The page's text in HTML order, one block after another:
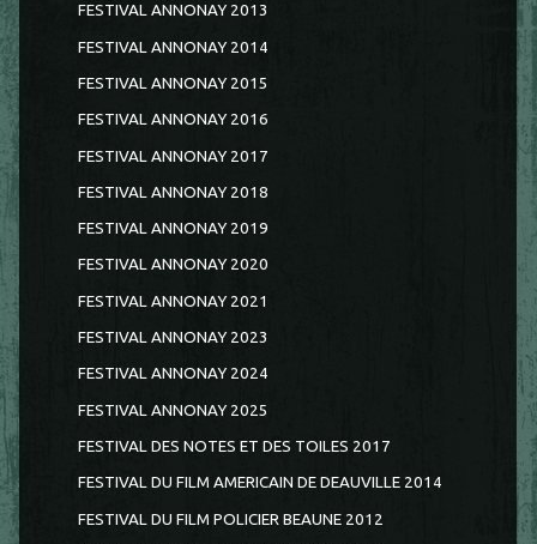
FESTIVAL ANNONAY 2013
FESTIVAL ANNONAY 2014
FESTIVAL ANNONAY 2015
FESTIVAL ANNONAY 2016
FESTIVAL ANNONAY 2017
FESTIVAL ANNONAY 2018
FESTIVAL ANNONAY 2019
FESTIVAL ANNONAY 2020
FESTIVAL ANNONAY 2021
FESTIVAL ANNONAY 2023
FESTIVAL ANNONAY 2024
FESTIVAL ANNONAY 2025
FESTIVAL DES NOTES ET DES TOILES 2017
FESTIVAL DU FILM AMERICAIN DE DEAUVILLE 2014
FESTIVAL DU FILM POLICIER BEAUNE 2012